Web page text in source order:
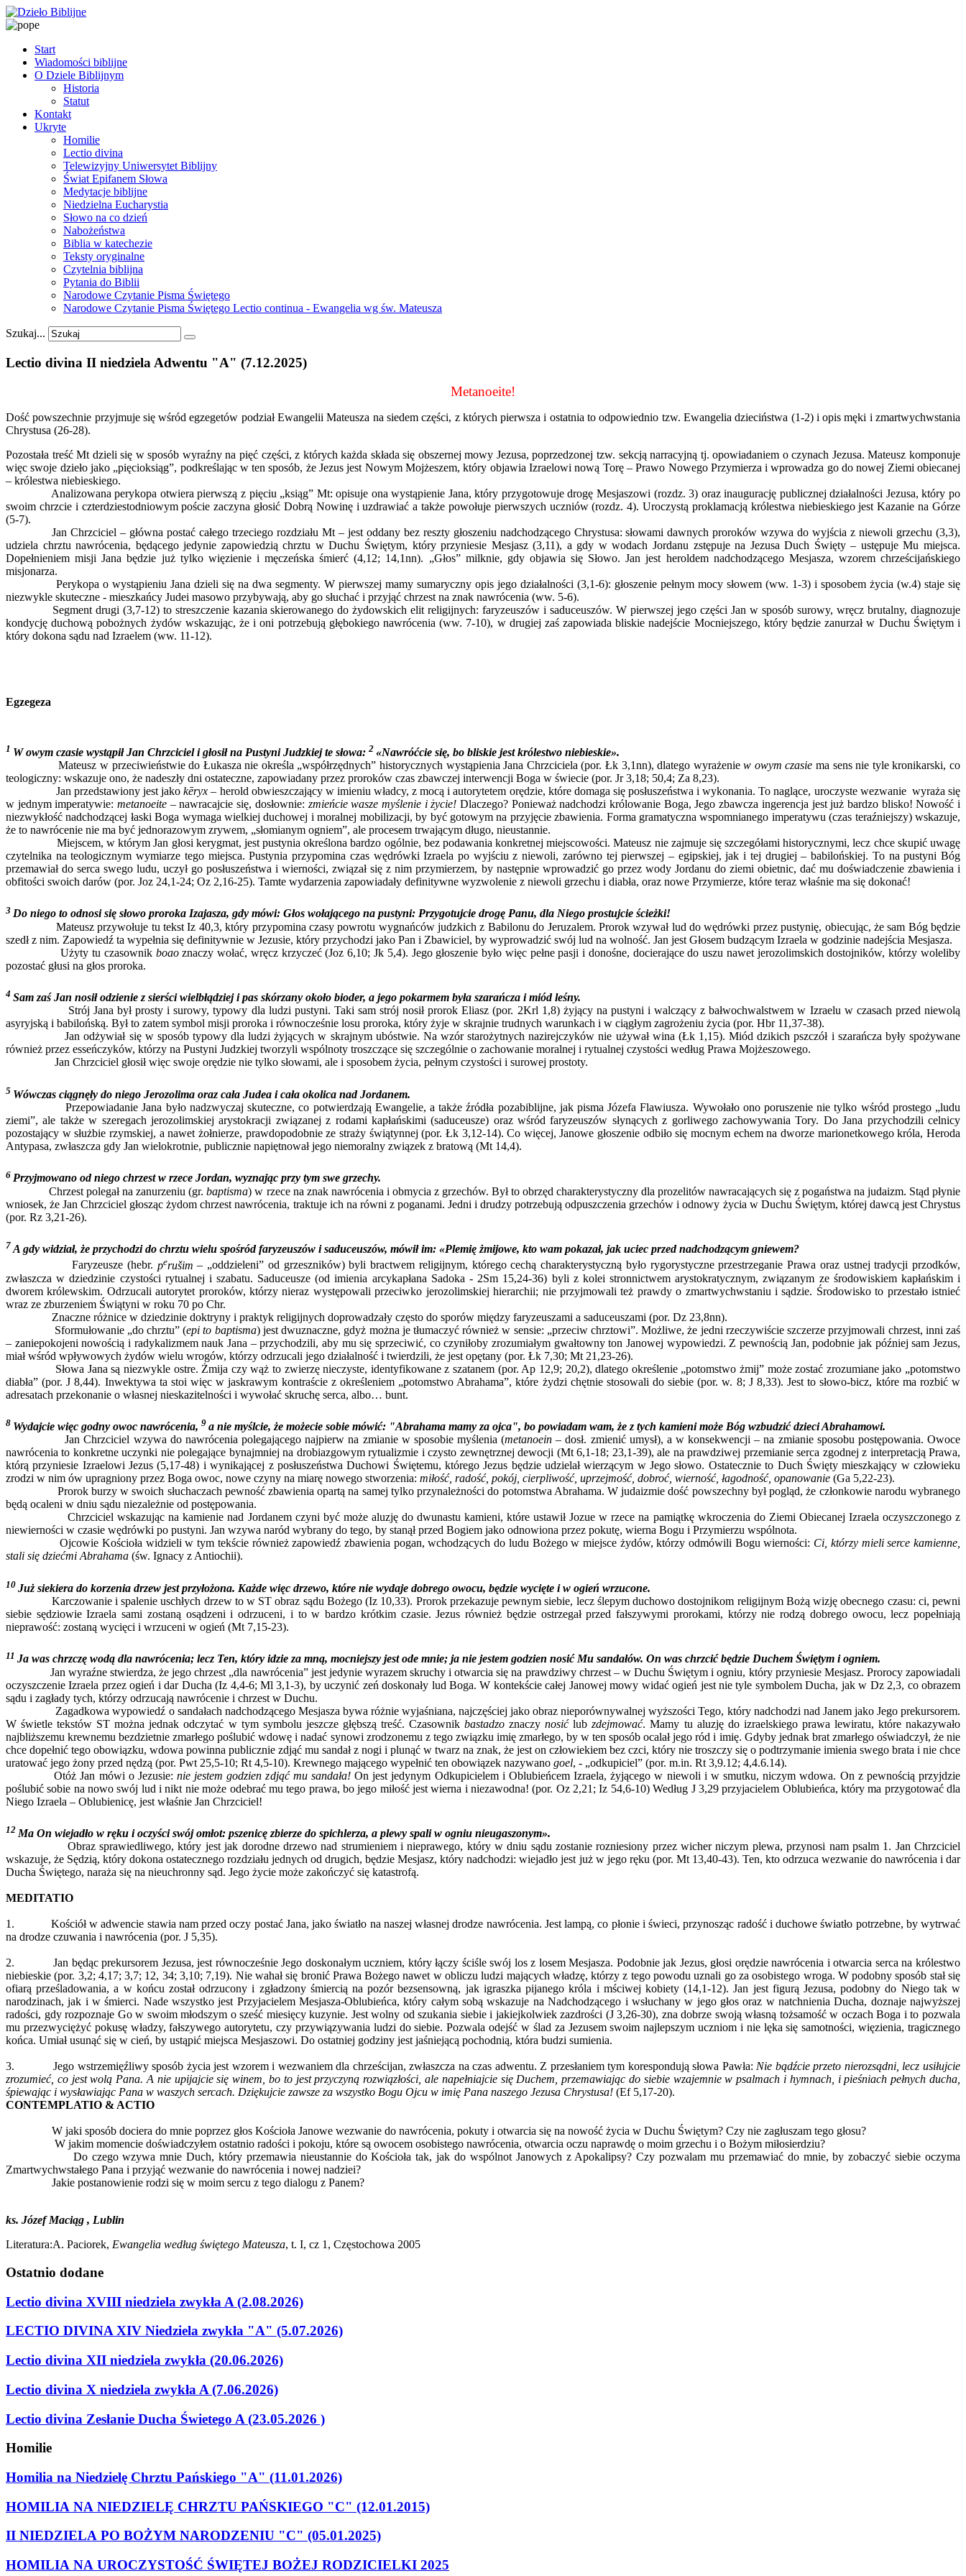
Start
Wiadomości biblijne
O Dziele Biblijnym
Historia
Statut
Kontakt
Ukryte
Homilie
Lectio divina
Telewizyjny Uniwersytet Biblijny
Świat Epifanem Słowa
Medytacje biblijne
Niedzielna Eucharystia
Słowo na co dzień
Nabożeństwa
Biblia w katechezie
Teksty oryginalne
Czytelnia biblijna
Pytania do Biblii
Narodowe Czytanie Pisma Świętego
Narodowe Czytanie Pisma Świętego Lectio continua - Ewangelia wg św. Mateusza
Szukaj...
Lectio divina II niedziela Adwentu "A" (7.12.2025)
Metanoeite!
Dość powszechnie przyjmuje się wśród egzegetów podział Ewangelii Mateusza na siedem części, z których pierwsza i ostatnia to odpowiednio tzw. Ewangelia dzieciństwa (1-2) i opis męki i zmartwychwstania
Chrystusa (26-28).
Pozostała treść Mt dzieli się w sposób wyraźny na pięć części, z których każda składa się obszernej mowy Jezusa, poprzedzonej tzw. sekcją narracyjną tj. opowiadaniem o czynach Jezusa. Mateusz komponuje
więc swoje dzieło jako „pięcioksiąg”, podkreślając w ten sposób, że Jezus jest Nowym Mojżeszem, który objawia Izraelowi nową Torę – Prawo Nowego Przymierza i wprowadza go do nowej Ziemi obiecanej
– królestwa niebieskiego.
Analizowana perykopa otwiera pierwszą z pięciu „ksiąg” Mt: opisuje ona wystąpienie Jana, który przygotowuje drogę Mesjaszowi (rozdz. 3) oraz inaugurację publicznej działalności Jezusa, który po
swoim chrzcie i czterdziestodniowym poście zaczyna głosić Dobrą Nowinę i uzdrawiać a także powołuje pierwszych uczniów (rozdz. 4). Uroczystą proklamacją królestwa niebieskiego jest Kazanie na Górze
(5-7).
Jan Chrzciciel – główna postać całego trzeciego rozdziału Mt – jest oddany bez reszty głoszeniu nadchodzącego Chrystusa: słowami dawnych proroków wzywa do wyjścia z niewoli grzechu (3,3),
udziela chrztu nawrócenia, będącego jedynie zapowiedzią chrztu w Duchu Świętym, który przyniesie Mesjasz (3,11), a gdy w wodach Jordanu zstępuje na Jezusa Duch Święty – ustępuje Mu miejsca.
Dopełnieniem misji Jana będzie już tylko więzienie i męczeńska śmierć (4,12; 14,1nn). „Głos” milknie, gdy objawia się Słowo. Jan jest heroldem nadchodzącego Mesjasza, wzorem chrześcijańskiego
misjonarza.
Perykopa o wystąpieniu Jana dzieli się na dwa segmenty. W pierwszej mamy sumaryczny opis jego działalności (3,1-6): głoszenie pełnym mocy słowem (ww. 1-3) i sposobem życia (w.4) staje się
niezwykle skuteczne ‑ mieszkańcy Judei masowo przybywają, aby go słuchać i przyjąć chrzest na znak nawrócenia (ww. 5-6).
Segment drugi (3,7-12) to streszczenie kazania skierowanego do żydowskich elit religijnych: faryzeuszów i saduceuszów. W pierwszej jego części Jan w sposób surowy, wręcz brutalny, diagnozuje
kondycję duchową pobożnych żydów wskazując, że i oni potrzebują głębokiego nawrócenia (ww. 7-10), w drugiej zaś zapowiada bliskie nadejście Mocniejszego, który będzie zanurzał w Duchu Świętym i
który dokona sądu nad Izraelem (ww. 11-12).
Egzegeza
1 W owym czasie wystąpił Jan Chrzciciel i głosił na Pustyni Judzkiej te słowa: 2 «Nawróćcie się, bo bliskie jest królestwo niebieskie».
Mateusz w przeciwieństwie do Łukasza nie określa „współrzędnych” historycznych wystąpienia Jana Chrzciciela (por. Łk 3,1nn), dlatego wyrażeniew owym czasie ma sens nie tyle kronikarski, co
teologiczny: wskazuje ono, że nadeszły dni ostateczne, zapowiadany przez proroków czas zbawczej interwencji Boga w świecie (por. Jr 3,18; 50,4; Za 8,23).
Jan przedstawiony jest jakokēryx – herold obwieszczający w imieniu władcy, z mocą i autorytetem orędzie, które domaga się posłuszeństwa i wykonania. To naglące, uroczyste wezwanie wyraża się
w jednym imperatywie:metanoeite – nawracajcie się, dosłownie: zmieńcie wasze myślenie i życie! Dlaczego? Ponieważ nadchodzi królowanie Boga, Jego zbawcza ingerencja jest już bardzo blisko! Nowość i
niezwykłość nadchodzącej łaski Boga wymaga wielkiej duchowej i moralnej mobilizacji, by być gotowym na przyjęcie zbawienia. Forma gramatyczna wspomnianego imperatywu (czas teraźniejszy) wskazuje,
że to nawrócenie nie ma być jednorazowym zrywem, „słomianym ogniem”, ale procesem trwającym długo, nieustannie.
Miejscem, w którym Jan głosi kerygmat, jest pustynia określona bardzo ogólnie, bez podawania konkretnej miejscowości. Mateusz nie zajmuje się szczegółami historycznymi, lecz chce skupić uwagę
czytelnika na teologicznym wymiarze tego miejsca. Pustynia przypomina czas wędrówki Izraela po wyjściu z niewoli, zarówno tej pierwszej – egipskiej, jak i tej drugiej – babilońskiej. To na pustyni Bóg
przemawiał do serca swego ludu, uczył go posłuszeństwa i wierności, związał się z nim przymierzem, by następnie wprowadzić go przez wody Jordanu do ziemi obietnic, dać mu doświadczenie zbawienia i
obfitości swoich darów (por. Joz 24,1-24; Oz 2,16-25). Tamte wydarzenia zapowiadały definitywne wyzwolenie z niewoli grzechu i diabła, oraz nowe Przymierze, które teraz właśnie ma się dokonać!
3 Do niego to odnosi się słowo proroka Izajasza, gdy mówi: Głos wołającego na pustyni: Przygotujcie drogę Panu, dla Niego prostujcie ścieżki!
Mateusz przywołuje tu tekst Iz 40,3, który przypomina czasy powrotu wygnańców judzkich z Babilonu do Jeruzalem. Prorok wzywał lud do wędrówki przez pustynię, obiecując, że sam Bóg będzie
szedł z nim. Zapowiedź ta wypełnia się definitywnie w Jezusie, który przychodzi jako Pan i Zbawiciel, by wyprowadzić swój lud na wolność. Jan jest Głosem budzącym Izraela w godzinie nadejścia Mesjasza.
Użyty tu czasownik boaoznaczy wołać, wręcz krzyczeć (Joz 6,10; Jk 5,4). Jego głoszenie było więc pełne pasji i donośne, docierające do uszu nawet jerozolimskich dostojników, którzy woleliby
pozostać głusi na głos proroka.
4 Sam zaś Jan nosił odzienie z sierści wielbłądziej i pas skórzany około bioder, a jego pokarmem była szarańcza i miód leśny.
Strój Jana był prosty i surowy, typowy dla ludzi pustyni. Taki sam strój nosił prorok Eliasz (por. 2Krl 1,8) żyjący na pustyni i walczący z bałwochwalstwem w Izraelu w czasach przed niewolą
asyryjską i babilońską. Był to zatem symbol misji proroka i równocześnie losu proroka, który żyje w skrajnie trudnych warunkach i w ciągłym zagrożeniu życia (por. Hbr 11,37-38).
Jan odżywiał się w sposób typowy dla ludzi żyjących w skrajnym ubóstwie. Na wzór starożytnych nazirejczyków nie używał wina (Łk 1,15). Miód dzikich pszczół i szarańcza były spożywane
również przez esseńczyków, którzy na Pustyni Judzkiej tworzyli wspólnoty troszczące się szczególnie o zachowanie moralnej i rytualnej czystości według Prawa Mojżeszowego.
Jan Chrzciciel głosił więc swoje orędzie nie tylko słowami, ale i sposobem życia, pełnym czystości i surowej prostoty.
5 Wówczas ciągnęły do niego Jerozolima oraz cała Judea i cała okolica nad Jordanem.
Przepowiadanie Jana było nadzwyczaj skuteczne, co potwierdzają Ewangelie, a także źródła pozabiblijne, jak pisma Józefa Flawiusza. Wywołało ono poruszenie nie tylko wśród prostego „ludu
ziemi”, ale także w szeregach jerozolimskiej arystokracji związanej z rodami kapłańskimi (saduceusze) oraz wśród faryzeuszów słynących z gorliwego zachowywania Tory. Do Jana przychodzili celnicy
pozostający w służbie rzymskiej, a nawet żołnierze, prawdopodobnie ze straży świątynnej (por. Łk 3,12-14). Co więcej, Janowe głoszenie odbiło się mocnym echem na dworze marionetkowego króla, Heroda
Antypasa, zwłaszcza gdy Jan wielokrotnie, publicznie napiętnował jego niemoralny związek z bratową (Mt 14,4).
6 Przyjmowano od niego chrzest w rzece Jordan, wyznając przy tym swe grzechy.
Chrzest polegał na zanurzeniu (gr.baptisma) w rzece na znak nawrócenia i obmycia z grzechów. Był to obrzęd charakterystyczny dla prozelitów nawracających się z pogaństwa na judaizm. Stąd płynie
wniosek, że Jan Chrzciciel głosząc żydom chrzest nawrócenia, traktuje ich na równi z poganami. Jedni i drudzy potrzebują odpuszczenia grzechów i odnowy życia w Duchu Świętym, której dawcą jest Chrystus
(por. Rz 3,21-26).
7 A gdy widział, że przychodzi do chrztu wielu spośród faryzeuszów i saduceuszów, mówił im: «Plemię żmijowe, kto wam pokazał, jak uciec przed nadchodzącym gniewem?
Faryzeusze (hebr. perušim – „oddzieleni” od grzeszników) byli bractwem religijnym, którego cechą charakterystyczną było rygorystyczne przestrzeganie Prawa oraz ustnej tradycji przodków,
zwłaszcza w dziedzinie czystości rytualnej i szabatu. Saduceusze (od imienia arcykapłana Sadoka - 2Sm 15,24-36) byli z kolei stronnictwem arystokratycznym, związanym ze środowiskiem kapłańskim i
dworem królewskim. Odrzucali autorytet proroków, którzy nieraz występowali przeciwko jerozolimskiej hierarchii; nie przyjmowali też prawdy o zmartwychwstaniu i sądzie. Środowisko to przestało istnieć
wraz ze zburzeniem Świątyni w roku 70 po Chr.
Znaczne różnice w dziedzinie doktryny i praktyk religijnych doprowadzały często do sporów między faryzeuszami a saduceuszami (por. Dz 23,8nn).
Sformułowanie „do chrztu” (epi to baptisma) jest dwuznaczne, gdyż można je tłumaczyć również w sensie: „przeciw chrztowi”. Możliwe, że jedni rzeczywiście szczerze przyjmowali chrzest, inni zaś
– zaniepokojeni nowością i radykalizmem nauk Jana – przychodzili, aby mu się sprzeciwić, co czyniłoby zrozumiałym gwałtowny ton Janowej wypowiedzi. Z pewnością Jan, podobnie jak później sam Jezus,
miał wśród wpływowych żydów wielu wrogów, którzy odrzucali jego działalność i twierdzili, że jest opętany (por. Łk 7,30; Mt 21,23-26).
Słowa Jana są niezwykle ostre. Żmija czy wąż to zwierzę nieczyste, identyfikowane z szatanem (por. Ap 12,9; 20,2), dlatego określenie „potomstwo żmij” może zostać zrozumiane jako „potomstwo
diabła” (por. J 8,44). Inwektywa ta stoi więc w jaskrawym kontraście z określeniem „potomstwo Abrahama”, które żydzi chętnie stosowali do siebie (por. w. 8; J 8,33). Jest to słowo-bicz, które ma rozbić w
adresatach przekonanie o własnej nieskazitelności i wywołać skruchę serca, albo… bunt.
8 Wydajcie więc godny owoc nawrócenia, 9 a nie myślcie, że możecie sobie mówić: "Abrahama mamy za ojca", bo powiadam wam, że z tych kamieni może Bóg wzbudzić dzieci Abrahamowi.
Jan Chrzciciel wzywa do nawrócenia polegającego najpierw na zmianie w sposobie myślenia (metanoein – dosł. zmienić umysł), a w konsekwencji – na zmianie sposobu postępowania. Owoce
nawrócenia to konkretne uczynki nie polegające bynajmniej na drobiazgowym rytualizmie i czysto zewnętrznej dewocji (Mt 6,1-18; 23,1-39), ale na prawdziwej przemianie serca zgodnej z interpretacją Prawa,
którą przyniesie Izraelowi Jezus (5,17-48) i wynikającej z posłuszeństwa Duchowi Świętemu, którego Jezus będzie udzielał wierzącym w Jego słowo. Ostatecznie to Duch Święty mieszkający w człowieku
zrodzi w nim ów upragniony przez Boga owoc, nowe czyny na miarę nowego stworzenia: miłość, radość, pokój, cierpliwość, uprzejmość, dobroć, wierność, łagodność, opanowanie (Ga 5,22-23).
Prorok burzy w swoich słuchaczach pewność zbawienia opartą na samej tylko przynależności do potomstwa Abrahama. W judaizmie dość powszechny był pogląd, że członkowie narodu wybranego
będą ocaleni w dniu sądu niezależnie od postępowania.
Chrzciciel wskazując na kamienie nad Jordanem czyni być może aluzję do dwunastu kamieni, które ustawił Jozue w rzece na pamiątkę wkroczenia do Ziemi Obiecanej Izraela oczyszczonego z
niewierności w czasie wędrówki po pustyni. Jan wzywa naród wybrany do tego, by stanął przed Bogiem jako odnowiona przez pokutę, wierna Bogu i Przymierzu wspólnota.
Ojcowie Kościoła widzieli w tym tekście również zapowiedź zbawienia pogan, wchodzących do ludu Bożego w miejsce żydów, którzy odmówili Bogu wierności: Ci, którzy mieli serce kamienne,
stali się dziećmi Abrahama (św. Ignacy z Antiochii).
10 Już siekiera do korzenia drzew jest przyłożona. Każde więc drzewo, które nie wydaje dobrego owocu, będzie wycięte i w ogień wrzucone.
Karczowanie i spalenie uschłych drzew to w ST obraz sądu Bożego (Iz 10,33). Prorok przekazuje pewnym siebie, lecz ślepym duchowo dostojnikom religijnym Bożą wizję obecnego czasu: ci, pewni
siebie sędziowie Izraela sami zostaną osądzeni i odrzuceni, i to w bardzo krótkim czasie. Jezus również będzie ostrzegał przed fałszywymi prorokami, którzy nie rodzą dobrego owocu, lecz popełniają
nieprawość: zostaną wycięci i wrzuceni w ogień (Mt 7,15-23).
11 Ja was chrzczę wodą dla nawrócenia; lecz Ten, który idzie za mną, mocniejszy jest ode mnie; ja nie jestem godzien nosić Mu sandałów. On was chrzcić będzie Duchem Świętym i ogniem.
Jan wyraźne stwierdza, że jego chrzest „dla nawrócenia” jest jedynie wyrazem skruchy i otwarcia się na prawdziwy chrzest – w Duchu Świętym i ogniu, który przyniesie Mesjasz. Prorocy zapowiadali
oczyszczenie Izraela przez ogień i dar Ducha (Iz 4,4-6; Ml 3,1-3), by uczynić zeń doskonały lud Boga. W kontekście całej Janowej mowy widać ogień jest nie tyle symbolem Ducha, jak w Dz 2,3, co obrazem
sądu i zagłady tych, którzy odrzucają nawrócenie i chrzest w Duchu.
Zagadkowa wypowiedź o sandałach nadchodzącego Mesjasza bywa różnie wyjaśniana, najczęściej jako obraz nieporównywalnej wyższości Tego, który nadchodzi nad Janem jako Jego prekursorem.
W świetle tekstów ST można jednak odczytać w tym symbolu jeszcze głębszą treść. Czasownikbastadzo znaczynosićlubzdejmować. Mamy tu aluzję do izraelskiego prawa lewiratu, które nakazywało
najbliższemu krewnemu bezdzietnie zmarłego poślubić wdowę i nadać synowi zrodzonemu z tego związku imię zmarłego, by w ten sposób ocalał jego ród i imię. Gdyby jednak brat zmarłego oświadczył, że nie
chce dopełnić tego obowiązku, wdowa powinna publicznie zdjąć mu sandał z nogi i plunąć w twarz na znak, że jest on człowiekiem bez czci, który nie troszczy się o podtrzymanie imienia swego brata i nie chce
uratować jego żony przed nędzą (por. Pwt 25,5-10; Rt 4,5-10). Krewnego mającego wypełnić ten obowiązek nazywano goel, ‑ „odkupiciel” (por. m.in. Rt 3,9.12; 4,4.6.14).
Otóż Jan mówi o Jezusie: nie jestem godzien zdjąć mu sandała!On jest jedynym Odkupicielem i Oblubieńcem Izraela, żyjącego w niewoli i w smutku, niczym wdowa. On z pewnością przyjdzie
poślubić sobie na nowo swój lud i nikt nie może odebrać mu tego prawa, bo jego miłość jest wierna i niezawodna! (por. Oz 2,21; Iz 54,6-10) Według J 3,29 przyjacielem Oblubieńca, który ma przygotować dla
Niego Izraela – Oblubienicę, jest właśnie Jan Chrzciciel!
12 Ma On wiejadło w ręku i oczyści swój omłot: pszenicę zbierze do spichlerza, a plewy spali w ogniu nieugaszonym».
Obraz sprawiedliwego, który jest jak dorodne drzewo nad strumieniem i nieprawego, który w dniu sądu zostanie rozniesiony przez wicher niczym plewa, przynosi nam psalm 1. Jan Chrzciciel
wskazuje, że Sędzią, który dokona ostatecznego rozdziału jednych od drugich, będzie Mesjasz, który nadchodzi: wiejadło jest już w jego ręku (por. Mt 13,40-43). Ten, kto odrzuca wezwanie do nawrócenia i dar
Ducha Świętego, naraża się na nieuchronny sąd. Jego życie może zakończyć się katastrofą.
MEDITATIO
1. Kościół w adwencie stawia nam przed oczy postać Jana, jako światło na naszej własnej drodze nawrócenia. Jest lampą, co płonie i świeci, przynosząc radość i duchowe światło potrzebne, by wytrwać
na drodze czuwania i nawrócenia (por. J 5,35).
2. Jan będąc prekursorem Jezusa, jest równocześnie Jego doskonałym uczniem, który łączy ściśle swój los z losem Mesjasza. Podobnie jak Jezus, głosi orędzie nawrócenia i otwarcia serca na królestwo
niebieskie (por. 3,2; 4,17; 3,7; 12, 34; 3,10; 7,19). Nie wahał się bronić Prawa Bożego nawet w obliczu ludzi mających władzę, którzy z tego powodu uznali go za osobistego wroga. W podobny sposób stał się
ofiarą prześladowania, a w końcu został odrzucony i zgładzony śmiercią na pozór bezsensowną, jak igraszka pijanego króla i mściwej kobiety (14,1-12). Jan jest figurą Jezusa, podobny do Niego tak w
narodzinach, jak i w śmierci. Nade wszystko jest Przyjacielem Mesjasza-Oblubieńca, który całym sobą wskazuje na Nadchodzącego i wsłuchany w jego głos oraz w natchnienia Ducha, doznaje najwyższej
radości, gdy rozpoznaje Go w swoim młodszym o sześć miesięcy kuzynie. Jest wolny od szukania siebie i jakiejkolwiek zazdrości (J 3,26-30), zna dobrze swoją własną tożsamość w oczach Boga i to pozwala
mu przezwyciężyć pokusę władzy, fałszywego autorytetu, czy przywiązywania ludzi do siebie. Pozwala odejść w ślad za Jezusem swoim najlepszym uczniom i nie lęka się samotności, więzienia, tragicznego
końca. Umiał usunąć się w cień, by ustąpić miejsca Mesjaszowi. Do ostatniej godziny jest jaśniejącą pochodnią, która budzi sumienia.
3. Jego wstrzemięźliwy sposób życia jest wzorem i wezwaniem dla chrześcijan, zwłaszcza na czas adwentu. Z przesłaniem tym korespondują słowa Pawła: Nie bądźcie przeto nierozsądni, lecz usiłujcie
zrozumieć, co jest wolą Pana. A nie upijajcie się winem, bo to jest przyczyną rozwiązłości, ale napełniajcie się Duchem, przemawiając do siebie wzajemnie w psalmach i hymnach, i pieśniach pełnych ducha,
śpiewając i wysławiając Pana w waszych sercach. Dziękujcie zawsze za wszystko Bogu Ojcu w imię Pana naszego Jezusa Chrystusa! (Ef 5,17-20).
CONTEMPLATIO & ACTIO
W jaki sposób dociera do mnie poprzez głos Kościoła Janowe wezwanie do nawrócenia, pokuty i otwarcia się na nowość życia w Duchu Świętym? Czy nie zagłuszam tego głosu?
W jakim momencie doświadczyłem ostatnio radości i pokoju, które są owocem osobistego nawrócenia, otwarcia oczu naprawdę o moim grzechu i o Bożym miłosierdziu?
Do czego wzywa mnie Duch, który przemawia nieustannie do Kościoła tak, jak do wspólnot Janowych z Apokalipsy? Czy pozwalam mu przemawiać do mnie, by zobaczyć siebie oczyma
Zmartwychwstałego Pana i przyjąć wezwanie do nawrócenia i nowej nadziei?
Jakie postanowienie rodzi się w moim sercu z tego dialogu z Panem?
ks. Józef Maciąg , Lublin
Literatura:A. Paciorek, Ewangelia według świętego Mateusza, t. I, cz 1, Częstochowa 2005
Ostatnio dodane
Lectio divina XVIII niedziela zwykła A (2.08.2026)
LECTIO DIVINA XIV Niedziela zwykła "A" (5.07.2026)
Lectio divina XII niedziela zwykła (20.06.2026)
Lectio divina X niedziela zwykła A (7.06.2026)
Lectio divina Zesłanie Ducha Świetego A (23.05.2026 )
Homilie
Homilia na Niedzielę Chrztu Pańskiego "A" (11.01.2026)
HOMILIA NA NIEDZIELĘ CHRZTU PAŃSKIEGO "C" (12.01.2015)
II NIEDZIELA PO BOŻYM NARODZENIU "C" (05.01.2025)
HOMILIA NA UROCZYSTOŚĆ ŚWIĘTEJ BOŻEJ RODZICIELKI 2025